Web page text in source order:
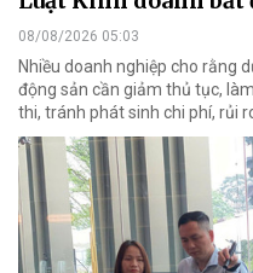
08/08/2026 05:03
Nhiều doanh nghiệp cho rằng
động sản cần giảm thủ tục,
thi, tránh phát sinh chi phí, rủi